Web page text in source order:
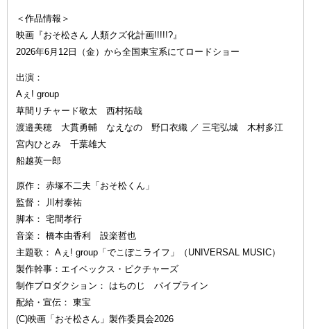
＜作品情報＞
映画『おそ松さん 人類クズ化計画!!!!!?』
2026年6月12日（金）から全国東宝系にてロードショー
出演：
Aぇ! group
草間リチャード敬太 西村拓哉
渡邉美穂 大貫勇輔 なえなの 野口衣織 ／ 三宅弘城 木村多江
宮内ひとみ 千葉雄大
船越英一郎
原作： 赤塚不二夫「おそ松くん」
監督： 川村泰祐
脚本： 宅間孝行
音楽： 橋本由香利 設楽哲也
主題歌： Aぇ! group「でこぼこライフ」（UNIVERSAL MUSIC）
製作幹事：エイベックス・ピクチャーズ
制作プロダクション： はちのじ パイプライン
配給・宣伝： 東宝
(C)映画「おそ松さん」製作委員会2026